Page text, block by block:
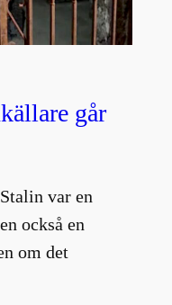
går
var en
också en
om det